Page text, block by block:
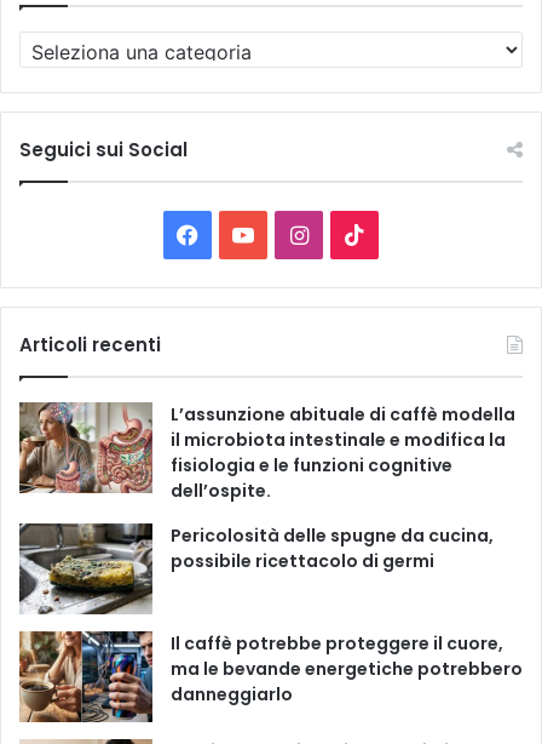
u
t
e
o
r
i
e
Seguici sui Social
a
e
b
o
o
k
o
T
u
b
e
I
n
t
a
g
r
a
i
T
o
k
Articoli recenti
L’assunzione abituale di caffè modella
il microbiota intestinale e modifica la
fisiologia e le funzioni cognitive
dell’ospite.
Pericolosità delle spugne da cucina,
possibile ricettacolo di germi
Il caffè potrebbe proteggere il cuore,
ma le bevande energetiche potrebbero
danneggiarlo